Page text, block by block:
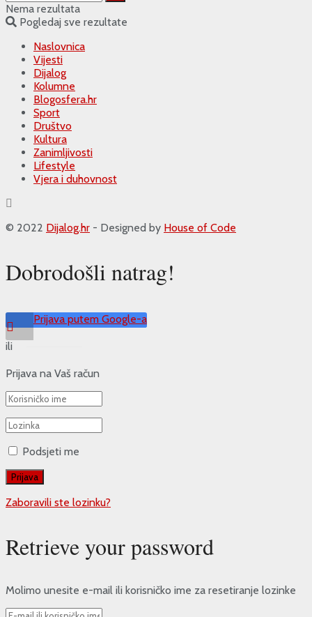
Nema rezultata
Pogledaj sve rezultate
Naslovnica
Vijesti
Dijalog
Kolumne
Blogosfera.hr
Sport
Društvo
Kultura
Zanimljivosti
Lifestyle
Vjera i duhovnost
© 2022 Dijalog.hr - Designed by House of Code
Dobrodošli natrag!
Prijava putem Google-a
ili
Prijava na Vaš račun
Podsjeti me
Zaboravili ste lozinku?
Retrieve your password
Molimo unesite e-mail ili korisničko ime za resetiranje lozinke